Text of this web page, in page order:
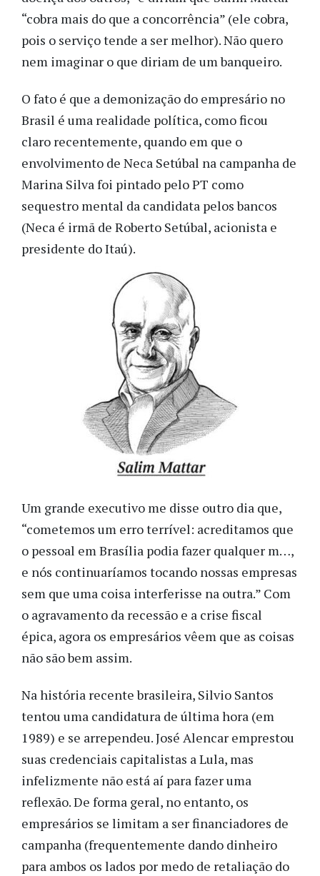
“cobra mais do que a concorrência” (ele cobra,
pois o serviço tende a ser melhor). Não quero
nem imaginar o que diriam de um banqueiro.
O fato é que a demonização do empresário no
Brasil é uma realidade política, como ficou
claro recentemente, quando em que o
envolvimento de Neca Setúbal na campanha de
Marina Silva foi pintado pelo PT como
sequestro mental da candidata pelos bancos
(Neca é irmã de Roberto Setúbal, acionista e
presidente do Itaú).
Um grande executivo me disse outro dia que,
“cometemos um erro terrível: acreditamos que
o pessoal em Brasília podia fazer qualquer m…,
e nós continuaríamos tocando nossas empresas
sem que uma coisa interferisse na outra.” Com
o agravamento da recessão e a crise fiscal
épica, agora os empresários vêem que as coisas
não são bem assim.
Na história recente brasileira, Silvio Santos
tentou uma candidatura de última hora (em
1989) e se arrependeu. José Alencar emprestou
suas credenciais capitalistas a Lula, mas
infelizmente não está aí para fazer uma
reflexão. De forma geral, no entanto, os
empresários se limitam a ser financiadores de
campanha (frequentemente dando dinheiro
para ambos os lados por medo de retaliação do